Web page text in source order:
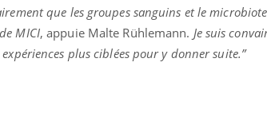
que les groupes sanguins et le
MICI, appuie Malte Rühlemann. Je suis
plus ciblées pour y donner suite.”